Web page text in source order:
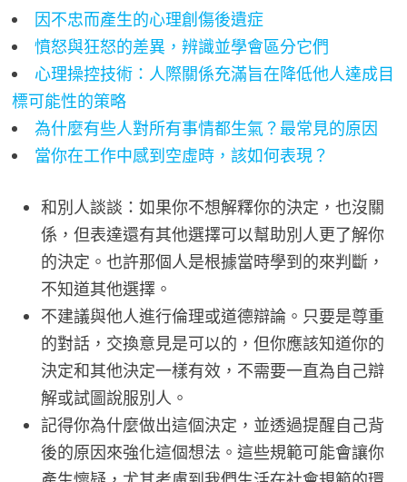
因不忠而產生的心理創傷後遺症
憤怒與狂怒的差異，辨識並學會區分它們
心理操控技術：人際關係充滿旨在降低他人達成目
標可能性的策略
為什麼有些人對所有事情都生氣？最常見的原因
當你在工作中感到空虛時，該如何表現？
和別人談談：如果你不想解釋你的決定，也沒關
係，但表達還有其他選擇可以幫助別人更了解你
的決定。也許那個人是根據當時學到的來判斷，
不知道其他選擇。
不建議與他人進行倫理或道德辯論。只要是尊重
的對話，交換意見是可以的，但你應該知道你的
決定和其他決定一樣有效，不需要一直為自己辯
解或試圖說服別人。
記得你為什麼做出這個決定，並透過提醒自己背
後的原因來強化這個想法。這些規範可能會讓你